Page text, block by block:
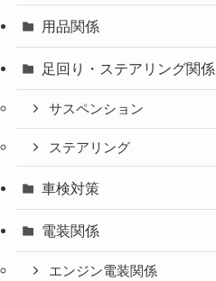
用品関係
足回り・ステアリング関係
サスペンション
ステアリング
車検対策
電装関係
エンジン電装関係